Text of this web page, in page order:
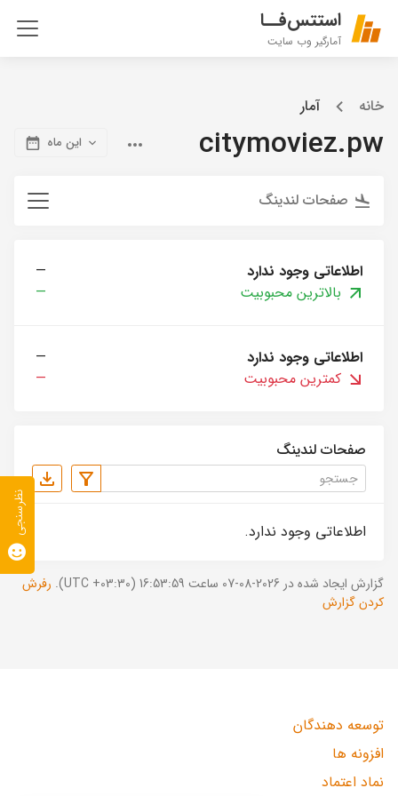
استتس‌فــا
آمارگیر وب سایت
خانه آمار
citymoviez.pw این ماه
صفحات لندینگ
اطلاعاتی وجود ندارد
—
بالاترین محبوبیت
—
اطلاعاتی وجود ندارد
—
کمترین محبوبیت
—
صفحات لندینگ
اطلاعاتی وجود ندارد.
گزارش ایجاد شده در 2026-08-07 ساعت 16:53:59 (UTC +03:30).
رفرش
کردن گزارش
توسعه دهندگان
افزونه ها
نماد اعتماد
نظرسنجی